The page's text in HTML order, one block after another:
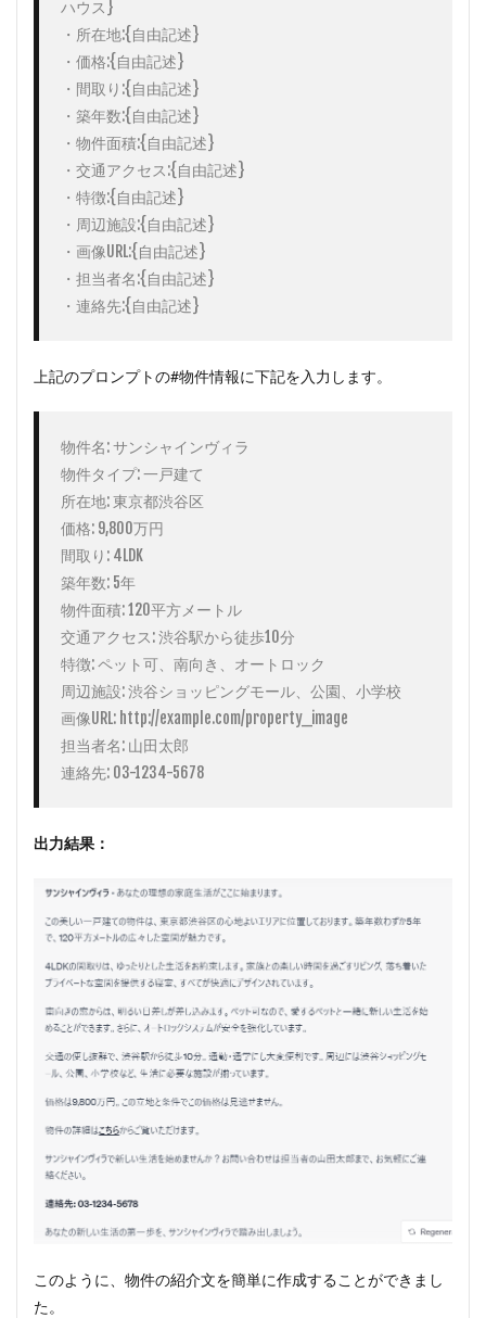
ハウス}
・所在地:{自由記述}
・価格:{自由記述}
・間取り:{自由記述}
・築年数:{自由記述}
・物件面積:{自由記述}
・交通アクセス:{自由記述}
・特徴:{自由記述}
・周辺施設:{自由記述}
・画像URL:{自由記述}
・担当者名:{自由記述}
・連絡先:{自由記述}
上記のプロンプトの#物件情報に下記を入力します。
物件名: サンシャインヴィラ
物件タイプ: 一戸建て
所在地: 東京都渋谷区
価格: 9,800万円
間取り: 4LDK
築年数: 5年
物件面積: 120平方メートル
交通アクセス: 渋谷駅から徒歩10分
特徴: ペット可、南向き、オートロック
周辺施設: 渋谷ショッピングモール、公園、小学校
画像URL: http://example.com/property_image
担当者名: 山田太郎
連絡先: 03-1234-5678
出力結果：
このように、物件の紹介文を簡単に作成することができまし
た。